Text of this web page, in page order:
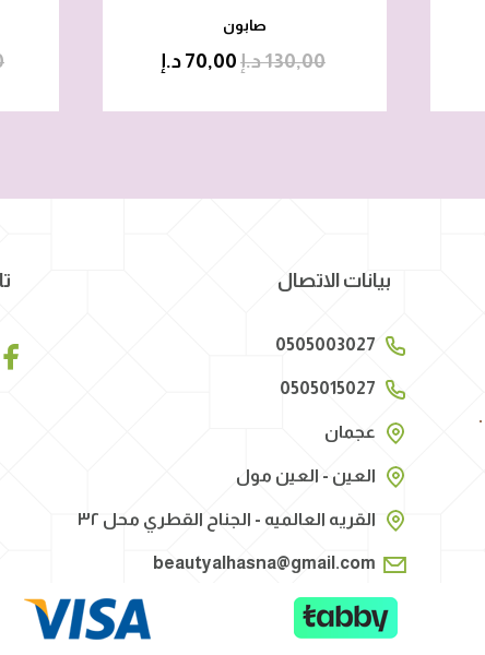
صابون
130,00د.إ 70,00 د.إ
بيانات الاتصال
0505003027
0505015027
عجمان
العين - العين مول
القريه العالميه - الجناح القطري محل ٣٢
beautyalhasna@gmail.com